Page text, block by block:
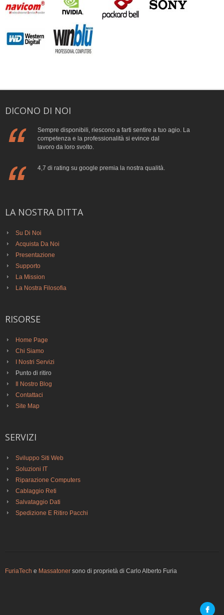
DICONO DI NOI
Sempre disponibili, riescono a farti sentire a tuo agio. La
competenza e la professionalità si evince dal
lavoro da loro svolto.
4,7 di rating su google premia la nostra qualità.
LA NOSTRA DITTA
Su Di Noi
Acquista Da Noi
Presentazione
Supporto
La Mission
La Nostra Filosofia
RISORSE
Home Page
Chi Siamo
I Nostri Servizi
Punto di ritiro
Il Nostro Blog
Contattaci
Site Map
SERVIZI
Sviluppo Siti Web
Soluzioni IT
Riparazione Computers
Cablaggio Reti
Salvataggio Dati
Spedizione E Ritiro Pacchi
FuriaTech e Massatoner sono di proprietà di Carlo Alberto Furia